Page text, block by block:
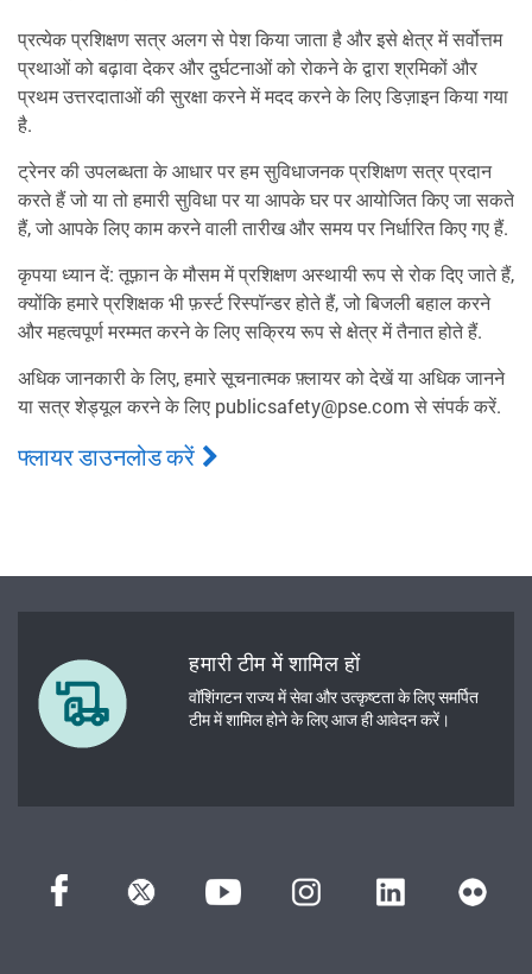
प्रत्येक प्रशिक्षण सत्र अलग से पेश किया जाता है और इसे क्षेत्र में सर्वोत्तम
प्रथाओं को बढ़ावा देकर और दुर्घटनाओं को रोकने के द्वारा श्रमिकों और
प्रथम उत्तरदाताओं की सुरक्षा करने में मदद करने के लिए डिज़ाइन किया गया
है.
ट्रेनर की उपलब्धता के आधार पर हम सुविधाजनक प्रशिक्षण सत्र प्रदान
करते हैं जो या तो हमारी सुविधा पर या आपके घर पर आयोजित किए जा सकते
हैं, जो आपके लिए काम करने वाली तारीख और समय पर निर्धारित किए गए हैं.
कृपया ध्यान दें: तूफ़ान के मौसम में प्रशिक्षण अस्थायी रूप से रोक दिए जाते हैं,
क्योंकि हमारे प्रशिक्षक भी फ़र्स्ट रिस्पॉन्डर होते हैं, जो बिजली बहाल करने
और महत्वपूर्ण मरम्मत करने के लिए सक्रिय रूप से क्षेत्र में तैनात होते हैं.
अधिक जानकारी के लिए, हमारे सूचनात्मक फ़्लायर को देखें या अधिक जानने
या सत्र शेड्यूल करने के लिए publicsafety@pse.com से संपर्क करें.
फ्लायर डाउनलोड करें
हमारी टीम में शामिल हों
वॉशिंगटन राज्य में सेवा और उत्कृष्टता के लिए समर्पित
टीम में शामिल होने के लिए आज ही आवेदन करें।